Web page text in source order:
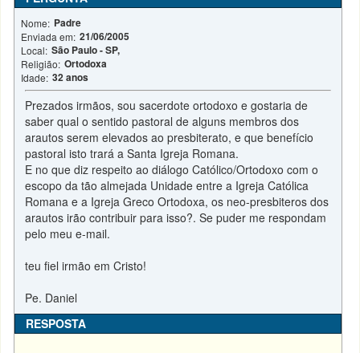
Nome: Padre
Enviada em: 21/06/2005
Local: São Paulo - SP,
Religião: Ortodoxa
Idade: 32 anos
Prezados irmãos, sou sacerdote ortodoxo e gostaria de
saber qual o sentido pastoral de alguns membros dos
arautos serem elevados ao presbiterato, e que benefício
pastoral isto trará a Santa Igreja Romana.
E no que diz respeito ao diálogo Católico/Ortodoxo com o
escopo da tão almejada Unidade entre a Igreja Católica
Romana e a Igreja Greco Ortodoxa, os neo-presbiteros dos
arautos irão contribuir para isso?. Se puder me respondam
pelo meu e-mail.
teu fiel irmão em Cristo!
Pe. Daniel
RESPOSTA